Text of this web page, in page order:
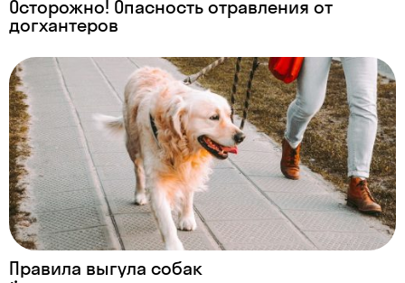
Осторожно! Опасность отравления от
догхантеров
Правила выгула собак